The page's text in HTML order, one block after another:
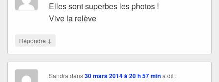
Elles sont superbes les photos !
Vive la relève
Répondre ↓
Sandra dans30 mars 2014 à 20 h 57 min a dit :